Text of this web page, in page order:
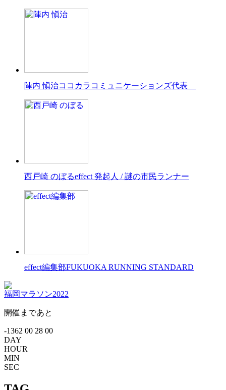
陣内 愼治ココカラコミュニケーションズ代表
西戸崎 のぼるeffect 発起人 / 謎の市民ランナー
effect編集部FUKUOKA RUNNING STANDARD
福岡マラソン2022
開催まであと
-1362 00 28 00
DAY
HOUR
MIN
SEC